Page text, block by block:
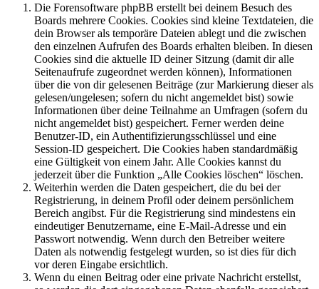
Die Forensoftware phpBB erstellt bei deinem Besuch des
Boards mehrere Cookies. Cookies sind kleine Textdateien, die
dein Browser als temporäre Dateien ablegt und die zwischen
den einzelnen Aufrufen des Boards erhalten bleiben. In diesen
Cookies sind die aktuelle ID deiner Sitzung (damit dir alle
Seitenaufrufe zugeordnet werden können), Informationen
über die von dir gelesenen Beiträge (zur Markierung dieser als
gelesen/ungelesen; sofern du nicht angemeldet bist) sowie
Informationen über deine Teilnahme an Umfragen (sofern du
nicht angemeldet bist) gespeichert. Ferner werden deine
Benutzer-ID, ein Authentifizierungsschlüssel und eine
Session-ID gespeichert. Die Cookies haben standardmäßig
eine Gültigkeit von einem Jahr. Alle Cookies kannst du
jederzeit über die Funktion „Alle Cookies löschen“ löschen.
Weiterhin werden die Daten gespeichert, die du bei der
Registrierung, in deinem Profil oder deinem persönlichem
Bereich angibst. Für die Registrierung sind mindestens ein
eindeutiger Benutzername, eine E-Mail-Adresse und ein
Passwort notwendig. Wenn durch den Betreiber weitere
Daten als notwendig festgelegt wurden, so ist dies für dich
vor deren Eingabe ersichtlich.
Wenn du einen Beitrag oder eine private Nachricht erstellst,